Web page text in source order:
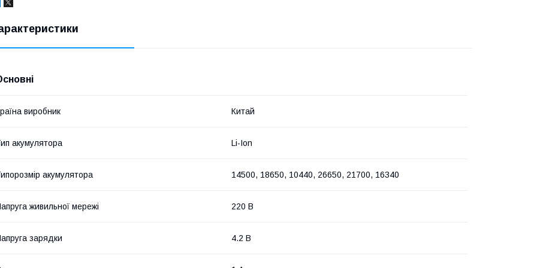
виробник Китай
акумулятора Li-Ion
акумулятора 14500, 18650, 10440, 26650, 21700, 16340
живильної мережі 220 В
зарядки 4.2 В